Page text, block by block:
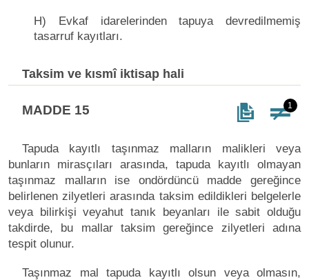
H) Evkaf idarelerinden tapuya devredilmemiş
tasarruf kayıtları.
Taksim ve kısmî iktisap hali
MADDE 15 1
Tapuda kayıtlı taşınmaz malların malikleri veya
bunların mirasçıları arasında, tapuda kayıtlı olmayan
taşınmaz malların ise ondördüncü madde gereğince
belirlenen zilyetleri arasında taksim edildikleri belgelerle
veya bilirkişi veyahut tanık beyanları ile sabit olduğu
takdirde, bu mallar taksim gereğince zilyetleri adına
tespit olunur.
Taşınmaz mal tapuda kayıtlı olsun veya olmasın,